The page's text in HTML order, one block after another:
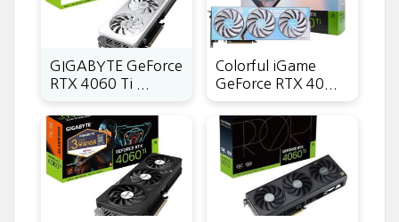
GIGABYTE GeForce
RTX 4060 Ti ...
Colorful iGame
GeForce RTX 40...